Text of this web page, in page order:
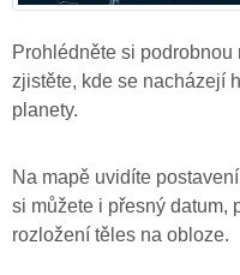
Prohlédněte si
zjistěte, kde se nacházejí
planety.
Na mapě uvidíte
si můžete i přesný datum,
rozložení těles na obloze.